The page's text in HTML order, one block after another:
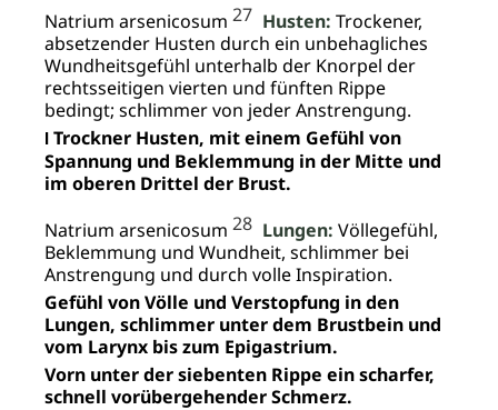
Natrium arsenicosum 27 Husten: Trockener,
absetzender Husten durch ein unbehagliches
Wundheitsgefühl unterhalb der Knorpel der
rechtsseitigen vierten und fünften Rippe
bedingt; schlimmer von jeder Anstrengung.
Trockner Husten, mit einem Gefühl von
Spannung und Beklemmung in der Mitte und
im oberen Drittel der Brust.
Natrium arsenicosum 28 Lungen: Völlegefühl,
Beklemmung und Wundheit, schlimmer bei
Anstrengung und durch volle Inspiration.
Gefühl von Völle und Verstopfung in den
Lungen, schlimmer unter dem Brustbein und
vom Larynx bis zum Epigastrium.
Vorn unter der siebenten Rippe ein scharfer,
schnell vorübergehender Schmerz.